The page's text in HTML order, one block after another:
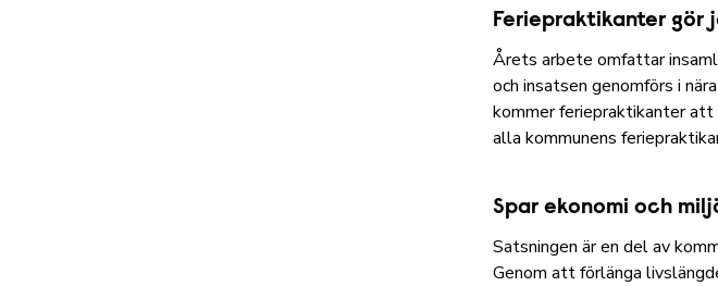
Feriepraktikanter gör
Årets arbete omfattar
och insatsen genomförs i
kommer feriepraktikanter att
alla kommunens
Spar ekonomi och
Satsningen är en del av
Genom att förlänga